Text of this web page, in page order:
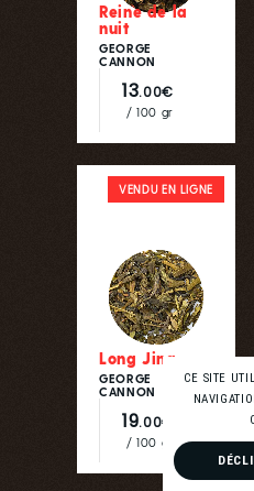
CE SITE
Reine de la
nuit
GEORGE
CANNON
13.00€
/ 100 gr
VENDU EN LIGNE
Long Jing
GEORGE
CANNON
19.00€
/ 100 gr